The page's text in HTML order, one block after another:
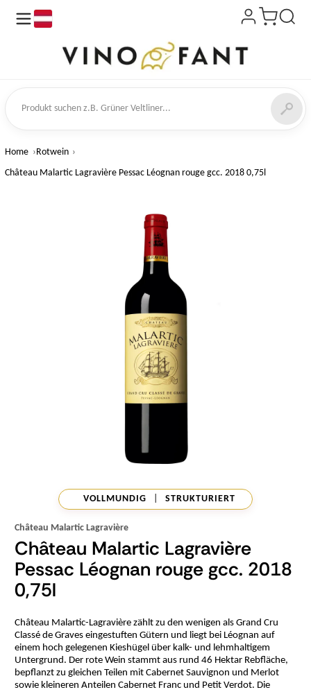
suchen
Home
Rotwein
Château Malartic Lagravière Pessac Léognan rouge gcc. 2018 0,75l
VOLLMUNDIG STRUKTURIERT
Château Malartic Lagravière
Château Malartic Lagravière
Pessac Léognan rouge gcc. 2018
0,75l
Château Malartic-Lagravière zählt zu den wenigen als Grand Cru
Classé de Graves eingestuften Gütern und liegt bei Léognan auf
einem hoch gelegenen Kieshügel über kalk- und lehmhaltigem
Untergrund. Der rote Wein stammt aus rund 46 Hektar Rebfläche,
bepflanzt zu gleichen Teilen mit Cabernet Sauvignon und Merlot
sowie kleineren Anteilen Cabernet Franc und Petit Verdot. Die